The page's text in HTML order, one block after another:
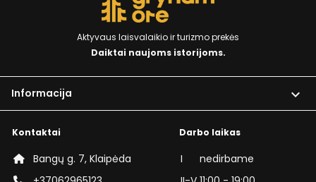
Aktyvaus laisvalaikio ir turizmo prekės
Daiktai naujoms istorijoms.
Informacija 
Kontaktai
Bangų g. 7, Klaipėda
Darbo laikas
I
nedirbame